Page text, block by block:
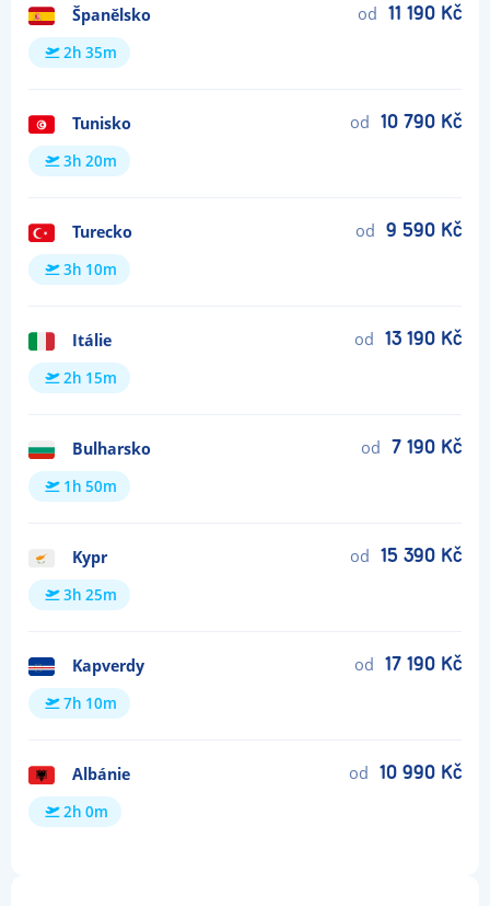
Španělsko
2h 35m
od 11 190 Kč
Tunisko
3h 20m
od 10 790 Kč
Turecko
3h 10m
od 9 590 Kč
Itálie
2h 15m
od 13 190 Kč
Bulharsko
1h 50m
od 7 190 Kč
Kypr
3h 25m
od 15 390 Kč
Kapverdy
7h 10m
od 17 190 Kč
Albánie
2h 0m
od 10 990 Kč